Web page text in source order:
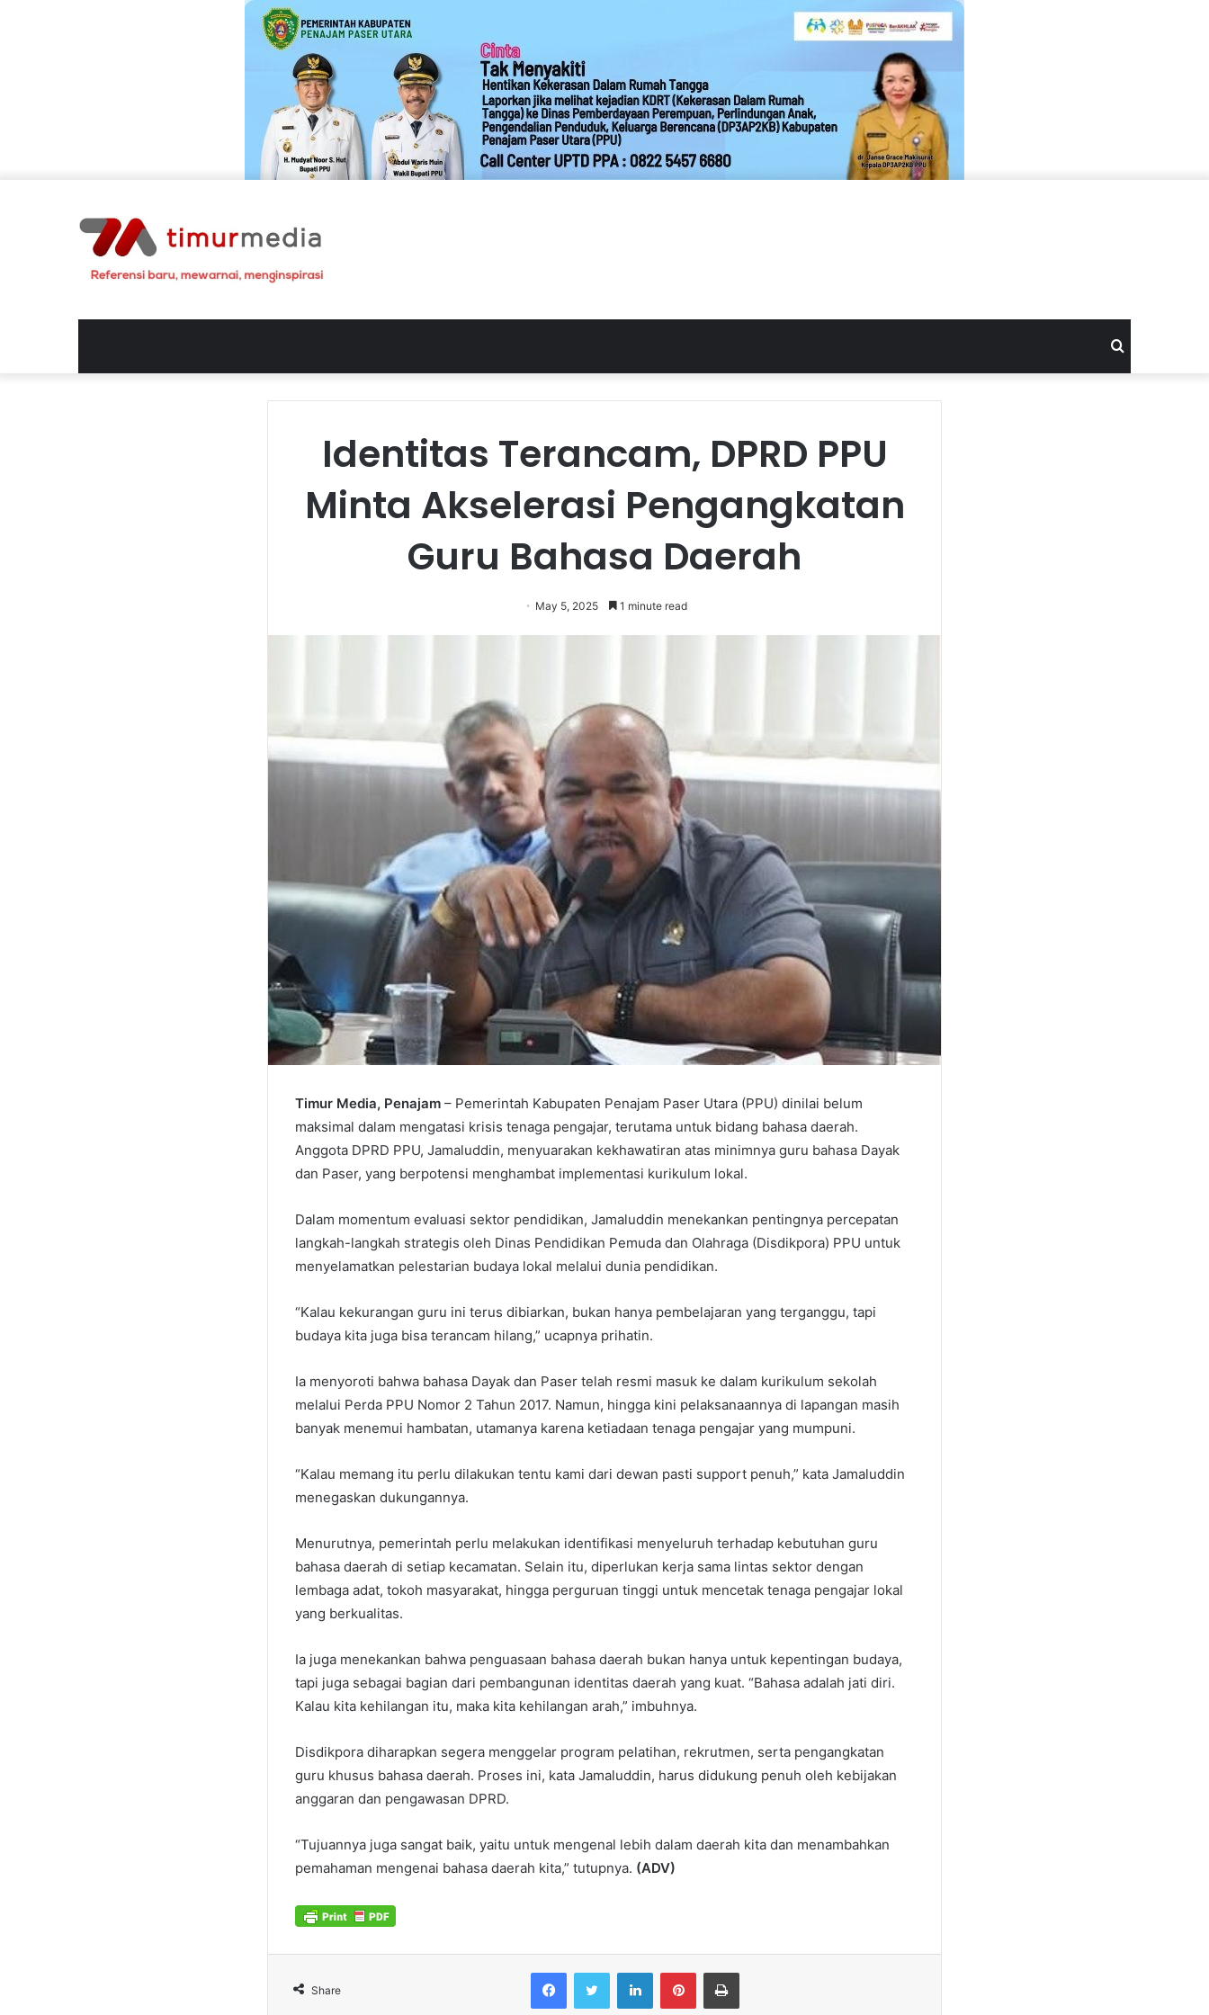
Identitas Terancam, DPRD PPU
Minta Akselerasi Pengangkatan
Guru Bahasa Daerah
May 5, 2025 1 minute read
Timur Media, Penajam – Pemerintah Kabupaten Penajam Paser Utara (PPU) dinilai belum
maksimal dalam mengatasi krisis tenaga pengajar, terutama untuk bidang bahasa daerah.
Anggota DPRD PPU, Jamaluddin, menyuarakan kekhawatiran atas minimnya guru bahasa Dayak
dan Paser, yang berpotensi menghambat implementasi kurikulum lokal.
Dalam momentum evaluasi sektor pendidikan, Jamaluddin menekankan pentingnya percepatan
langkah-langkah strategis oleh Dinas Pendidikan Pemuda dan Olahraga (Disdikpora) PPU untuk
menyelamatkan pelestarian budaya lokal melalui dunia pendidikan.
“Kalau kekurangan guru ini terus dibiarkan, bukan hanya pembelajaran yang terganggu, tapi
budaya kita juga bisa terancam hilang,” ucapnya prihatin.
Ia menyoroti bahwa bahasa Dayak dan Paser telah resmi masuk ke dalam kurikulum sekolah
melalui Perda PPU Nomor 2 Tahun 2017. Namun, hingga kini pelaksanaannya di lapangan masih
banyak menemui hambatan, utamanya karena ketiadaan tenaga pengajar yang mumpuni.
“Kalau memang itu perlu dilakukan tentu kami dari dewan pasti support penuh,” kata Jamaluddin
menegaskan dukungannya.
Menurutnya, pemerintah perlu melakukan identifikasi menyeluruh terhadap kebutuhan guru
bahasa daerah di setiap kecamatan. Selain itu, diperlukan kerja sama lintas sektor dengan
lembaga adat, tokoh masyarakat, hingga perguruan tinggi untuk mencetak tenaga pengajar lokal
yang berkualitas.
Ia juga menekankan bahwa penguasaan bahasa daerah bukan hanya untuk kepentingan budaya,
tapi juga sebagai bagian dari pembangunan identitas daerah yang kuat. “Bahasa adalah jati diri.
Kalau kita kehilangan itu, maka kita kehilangan arah,” imbuhnya.
Disdikpora diharapkan segera menggelar program pelatihan, rekrutmen, serta pengangkatan
guru khusus bahasa daerah. Proses ini, kata Jamaluddin, harus didukung penuh oleh kebijakan
anggaran dan pengawasan DPRD.
“Tujuannya juga sangat baik, yaitu untuk mengenal lebih dalam daerah kita dan menambahkan
pemahaman mengenai bahasa daerah kita,” tutupnya. (ADV)
Share
FacebookTwitter LinkedInPinterestPrint